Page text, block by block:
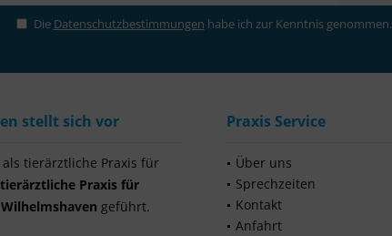
Die Datenschutzbestimmungen habe ich zur Kenntnis genommen.
stellt sich vor
tierärztliche Praxis für
tierärztliche Praxis für
geführt.
Praxis Service
Über uns
Sprechzeiten
Kontakt
Anfahrt